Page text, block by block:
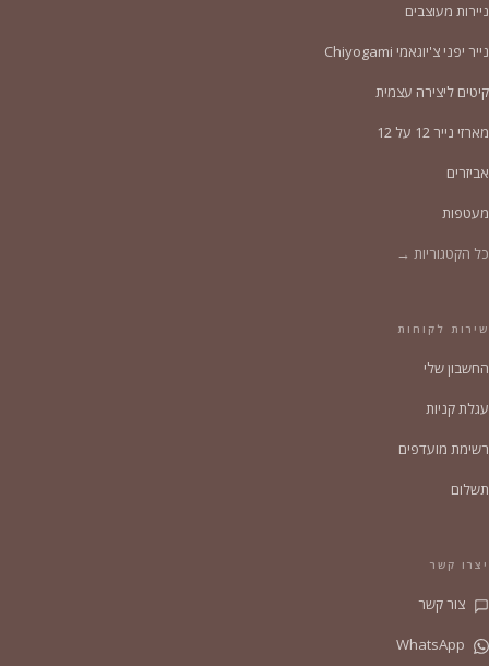
ניירות מעוצבים
נייר יפני צ'יוגאמי Chiyogami
קיטים ליצירה עצמית
מארזי נייר 12 על 12
אביזרים
מעטפות
כל הקטגוריות →
שירות לקוחות
החשבון שלי
עגלת קניות
רשימת מועדפים
תשלום
יצרו קשר
צור קשר